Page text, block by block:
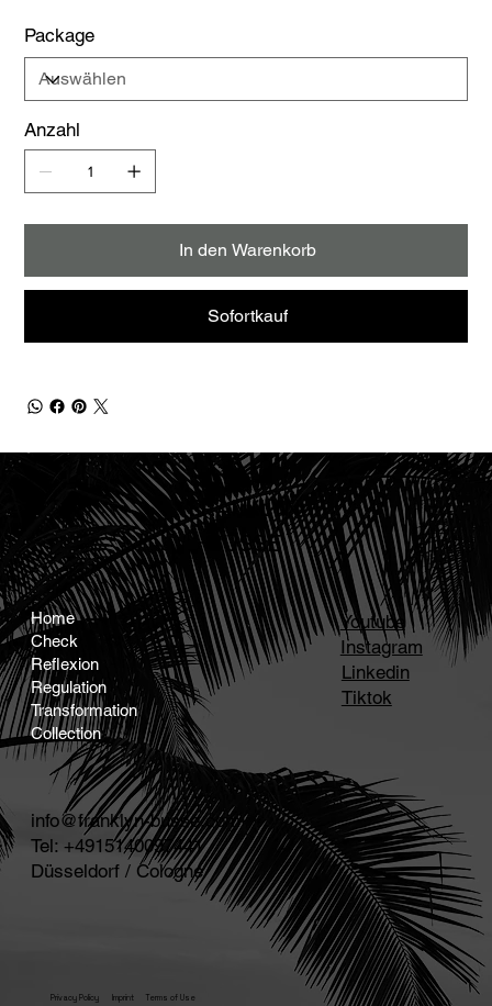
Package
Anzahl
In den Warenkorb
Sofortkauf
FRANKLYN
BUSSÉ
Home
Check
Reflexion
Regulation
Transformation
Collection
Youtube
Instagram
Linkedin
Tiktok
info@franklyn-busse.com
Tel: +4915140097441
Düsseldorf / Cologne
Privacy Policy Imprint Terms of Use